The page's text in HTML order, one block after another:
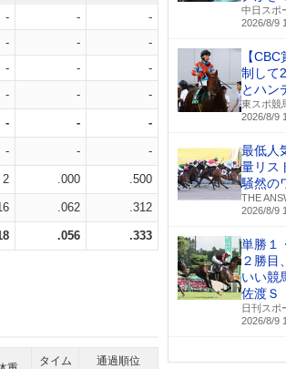
- -
-
- -
-
- -
-
- - -
- - -
- - -
2 .000 .500
.062 .312
.056 .333
タイム
通過順位
中日スポ
2026/8/9
【
制して
とハン
東スポ競
2026/8/9
最低人
量リス
騒然の
THE
2026/8/9
単勝１
２勝目
いい競
佐渡Ｓ
日刊スポ
2026/8/9